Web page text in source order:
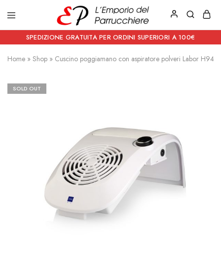
Emporio
del
Parrucchiere
Prodotti
estetici
e
Articoli
per
SPEDIZIONE GRATUITA PER ORDINI SUPERIORI A 100€
Home » Shop » Cuscino poggiamano con aspiratore polveri Labor H942
SOLD OUT